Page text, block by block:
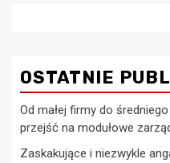
OSTATNIE
Od małej firmy do
przejść na modułowe
Zaskakujące i niezwykle